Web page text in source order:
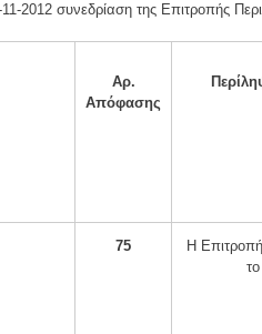
2012 συνεδρίαση της Επιτροπής
Αρ.
Απόφασης
75
Η